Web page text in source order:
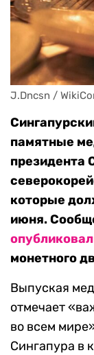
J.Dncsn /
памятные
президента
которые
июня.
монетного
Выпуская
отмечает
во всем
Сингапура в